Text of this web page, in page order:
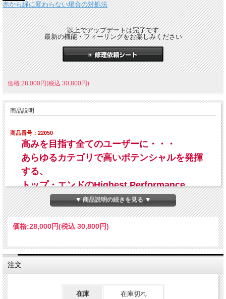
赤から緑に変わらない場合の対処法
以上でアップデートは完了です
最新の機能・フィーリングをお楽しみください
価格:28,000円(税込 30,800円)
商品説明
商品番号：22050
高みを目指す全てのユーザーに・・・
あらゆるカテゴリで高いポテンシャルを発揮
する、
トップ・エンドのHighest Performance
MODEL
▼ 商品説明の続きを見る ▼
価格:28,000円(税込 30,800円)
注文
在庫 在庫切れ